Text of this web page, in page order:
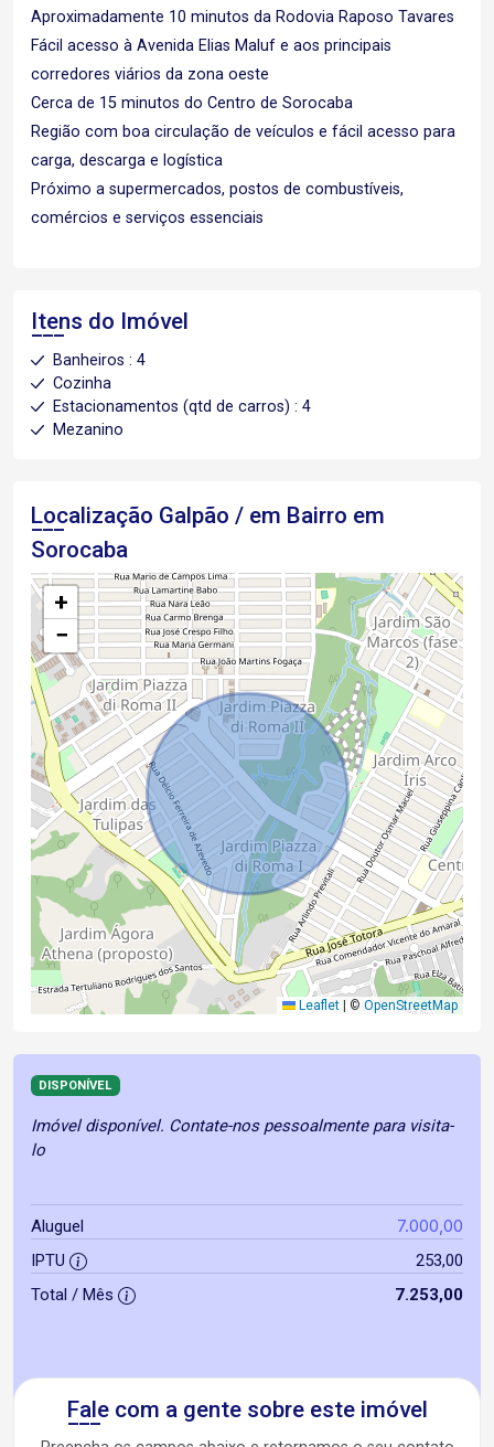
Aproximadamente 10 minutos da Rodovia Raposo Tavares
Fácil acesso à Avenida Elias Maluf e aos principais
corredores viários da zona oeste
Cerca de 15 minutos do Centro de Sorocaba
Região com boa circulação de veículos e fácil acesso para
carga, descarga e logística
Próximo a supermercados, postos de combustíveis,
comércios e serviços essenciais
Itens do Imóvel
Banheiros : 4
Cozinha
Estacionamentos (qtd de carros) : 4
Mezanino
Localização Galpão / em Bairro em
Sorocaba
+
−
Leaflet © OpenStreetMap
DISPONÍVEL
Imóvel disponível. Contate-nos pessoalmente para visita-
lo
Aluguel 7.000,00
IPTU
253,00
Total / Mês
7.253,00
Fale com a gente sobre este imóvel